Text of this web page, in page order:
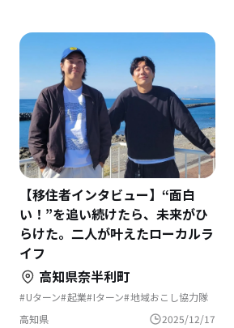
【移住者インタビュー】“面白
い！”を追い続けたら、未来がひ
らけた。二人が叶えたローカルラ
イフ
高知県奈半利町
Uターン 起業 Iターン 地域おこし協力隊
高知県
2025/12/17